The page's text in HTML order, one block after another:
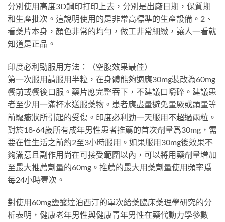
分別使用高度3D鋼印打印上去，分別是出廠日期，保質期
和生產批次。這說明使用的是非常高標準的生產設備。2、
看藥片本身，顏色非常的均勻，做工非常細緻，讓人一看就
知道是正品。
印度必利勁服用方法：（空腹效果最佳）
第一次服用請服用半粒，在身體能夠適應30mg裝改為60mg
餐前或餐後口服。藥片應完整吞下，不建議口嚼碎。建議患
者至少用一滿杯水送服藥物。患者應盡量避免暈厥或頭暈等
前驅癥狀所引起的受傷。印度必利勁一天服用不超過兩粒。
對於18-64歲所有成年男性患者推薦的首次劑量爲30mg，需
要在性生活之前約2至3小時服用。如果服用30mg後效果不
夠滿意且副作用尚在可接受範圍以內，可以將用藥劑量增加
至最大推薦劑量的60mg。推薦的最大用藥劑量使用頻率爲
每24小時壹次。
對使用60mg鹽酸達泊西汀的單次給藥臨床藥理學研究的分
析表明，健康老年男性與健康青年男性在藥代動力學參數